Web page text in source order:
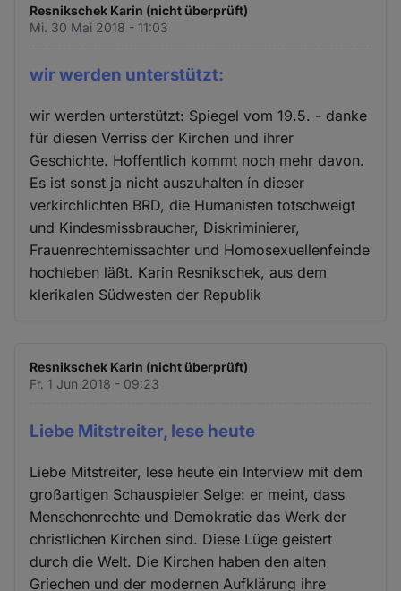
Resnikschek Karin (nicht überprüft)
Mi. 30 Mai 2018 - 11:03
wir werden unterstützt:
wir werden unterstützt: Spiegel vom 19.5. - danke
für diesen Verriss der Kirchen und ihrer
Geschichte. Hoffentlich kommt noch mehr davon.
Es ist sonst ja nicht auszuhalten ín dieser
verkirchlichten BRD, die Humanisten totschweigt
und Kindesmissbraucher, Diskriminierer,
Frauenrechtemissachter und Homosexuellenfeinde
hochleben läßt. Karin Resnikschek, aus dem
klerikalen Südwesten der Republik
Resnikschek Karin (nicht überprüft)
Fr. 1 Jun 2018 - 09:23
Liebe Mitstreiter, lese heute
Liebe Mitstreiter, lese heute ein Interview mit dem
großartigen Schauspieler Selge: er meint, dass
Menschenrechte und Demokratie das Werk der
christlichen Kirchen sind. Diese Lüge geistert
durch die Welt. Die Kirchen haben den alten
Griechen und der modernen Aufklärung ihre